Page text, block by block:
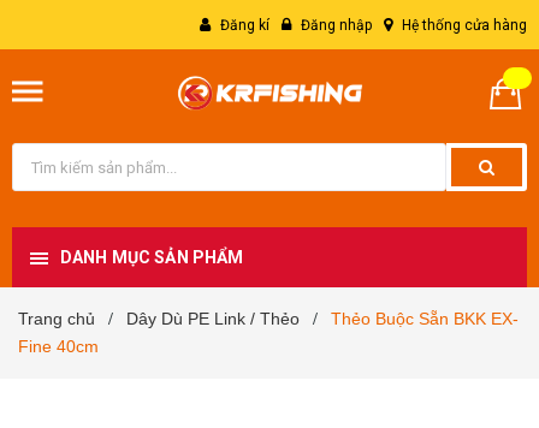
Đăng kí Đăng nhập Hệ thống cửa hàng
DANH MỤC SẢN PHẨM
Trang chủ / Dây Dù PE Link / Thẻo /
Thẻo Buộc Sẵn BKK EX-
Fine 40cm